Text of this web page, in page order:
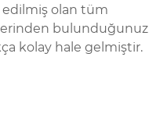
edilmiş olan tüm
bulunduğunuz
kolay hale gelmiştir.